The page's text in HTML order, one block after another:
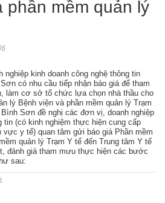
phần mềm quản lý
kinh doanh công nghệ thông tin
có nhu cầu tiếp nhận báo giá để tham
làm cơ sở tổ chức lựa chọn nhà thầu cho
lý Bệnh viện và phần mềm quản lý Trạm
Sơn đề nghị các đơn vị, doanh nghiệp
tin (có kinh nghiệm thực hiện cung cấp
vực y tế) quan tâm gửi báo giá Phần mềm
quản lý Trạm Y tế đến Trung tâm Y tế
đánh giá tham mưu thực hiện các bước
sau: